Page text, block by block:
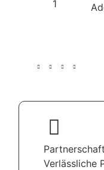
Verlässliche